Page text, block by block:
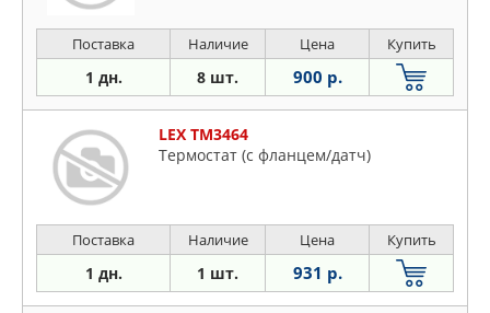
Поставка Наличие Цена Купить
1 дн. 8 шт. 900 р.
LEX TM3464
Термостат (с фланцем/датч)
Поставка Наличие Цена Купить
1 дн. 1 шт. 931 р.